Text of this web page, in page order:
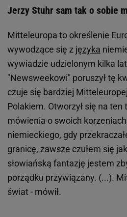
Jerzy Stuhr sam tak o sobie
Mitteleuropa to określenie
wywodzące się z języka
wywiadzie udzielonym kilka
"Newsweekowi" poruszył tę
czuje się bardziej
Polakiem. Otworzył się na
mówienia o swoich
niemieckiego, gdy
granicę, zawsze czułem się
słowiańską fantazję jestem
porządku przywiązany. (...).
świat - mówił.